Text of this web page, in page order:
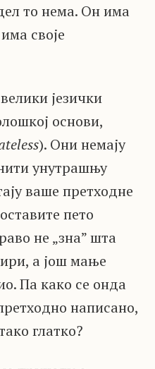
то нема. Он има
своје
језички
основи,
). Они немају
унутрашњу
ваше претходне
пето
не „зна” шта
а још мање
Па како се онда
написано,
глатко?